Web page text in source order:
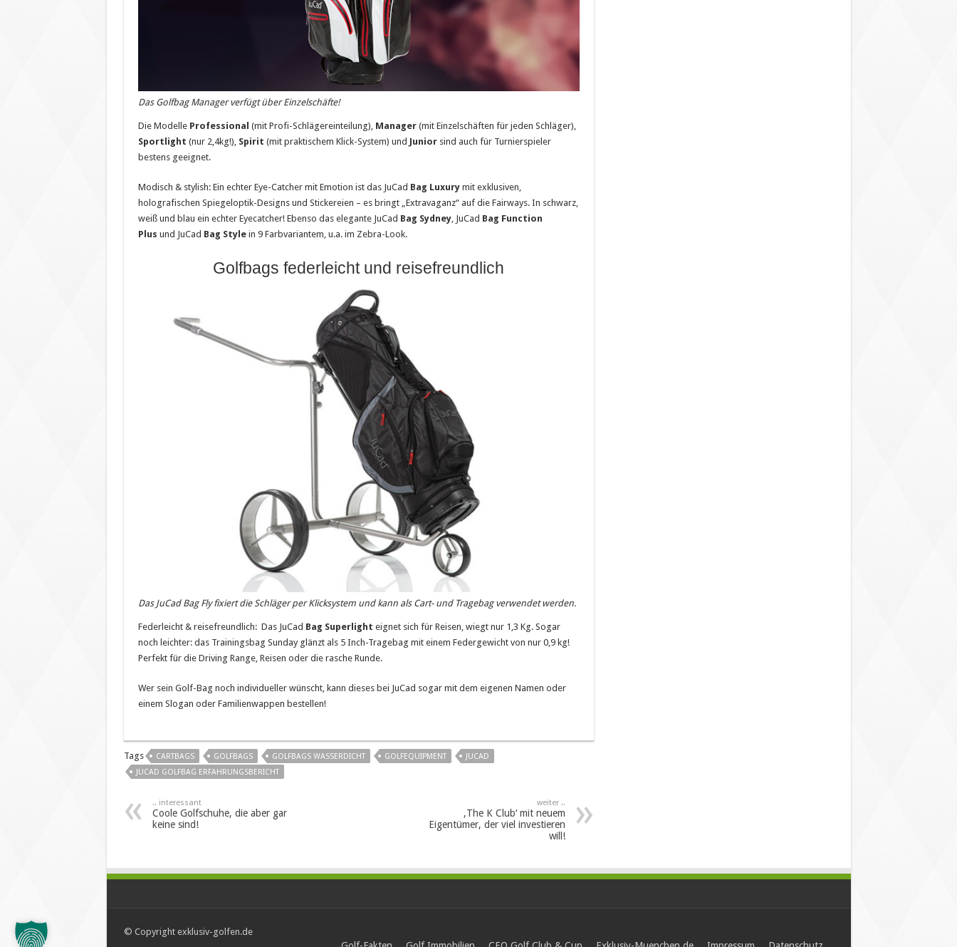
Das Golfbag Manager verfügt über Einzelschäfte!
Die Modelle Professional (mit Profi-Schlägereinteilung), Manager(mit Einzelschäften für jeden Schläger),
Sportlight (nur 2,4kg!), Spirit (mit praktischem Klick-System) und Juniorsind auch für Turnierspieler
bestens geeignet.
Modisch & stylish: Ein echter Eye-Catcher mit Emotion ist das JuCad Bag Luxurymit exklusiven,
holografischen Spiegeloptik-Designs und Stickereien – es bringt „Extravaganz“ auf die Fairways. In schwarz,
weiß und blau ein echter Eyecatcher! Ebenso das elegante JuCad Bag Sydney, JuCad Bag Function
Plus und JuCad Bag Stylein 9 Farbvariantem, u.a. im Zebra-Look.
Golfbags federleicht und reisefreundlich
Das JuCad Bag Fly fixiert die Schläger per Klicksystem und kann als Cart- und Tragebag verwendet werden.
Federleicht & reisefreundlich: Das JuCad Bag Superlight eignet sich für Reisen, wiegt nur 1,3 Kg. Sogar
noch leichter: das Trainingsbag Sunday glänzt als 5 Inch-Tragebag mit einem Federgewicht von nur 0,9 kg!
Perfekt für die Driving Range, Reisen oder die rasche Runde.
Wer sein Golf-Bag noch individueller wünscht, kann dieses bei JuCad sogar mit dem eigenen Namen oder
einem Slogan oder Familienwappen bestellen!
Tags CARTBAGS GOLFBAGS GOLFBAGS WASSERDICHT GOLFEQUIPMENT
JUCAD
JUCAD GOLFBAG ERFAHRUNGSBERICHT
.. interessant
Coole Golfschuhe, die aber gar
keine sind!
weiter ..
‚The K Club‘ mit neuem
Eigentümer, der viel investieren
will!
© Copyright exklusiv-golfen.de